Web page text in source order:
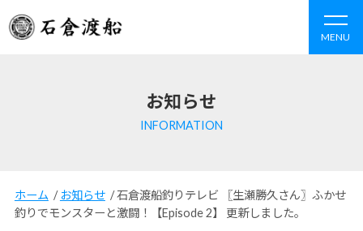
MENU
お知らせ
INFORMATION
ホーム / お知らせ/石倉渡船釣りテレビ 〖生瀬勝久さん〗ふかせ
釣りでモンスターと激闘！【Episode 2】 更新しました。